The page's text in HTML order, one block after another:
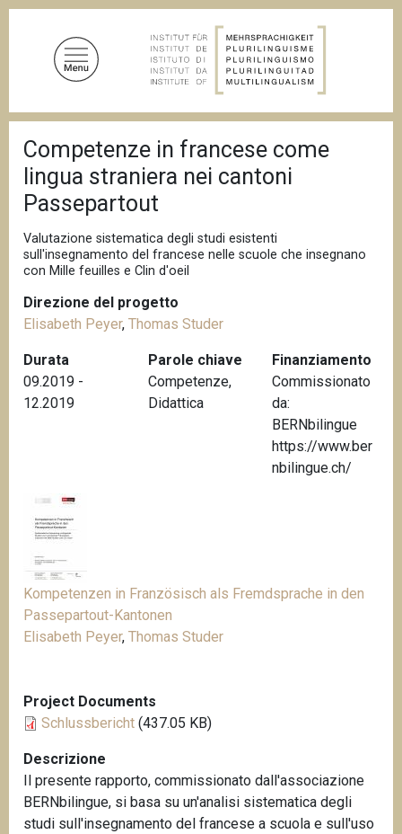
r
i
c
o
e
d
i
a
n
Competenze in francese come
lingua straniera nei cantoni
Passepartout
Valutazione sistematica degli studi esistenti
sull'insegnamento del francese nelle scuole che insegnano
con Mille feuilles e Clin d'oeil
Direzione del progetto
Elisabeth Peyer, Thomas Studer
Durata
09.2019 -
12.2019
Parole chiave
Competenze,
Didattica
Finanziamento
Commissionato
da:
BERNbilingue
https://www.ber
nbilingue.ch/
Kompetenzen in Französisch als Fremdsprache in den
Passepartout-Kantonen
Elisabeth Peyer, Thomas Studer
Project Documents
Schlussbericht (437.05 KB)
Descrizione
Il presente rapporto, commissionato dall'associazione
BERNbilingue, si basa su un'analisi sistematica degli
studi sull'insegnamento del francese a scuola e sull'uso